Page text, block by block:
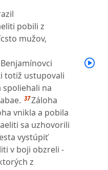
pobili z
mužov,
Benjamínovci
totiž ustupovali
spoliehali na
37Záloha
vnikla a pobila
sa uzhovorili
vystúpiť
v boji obzreli -
z